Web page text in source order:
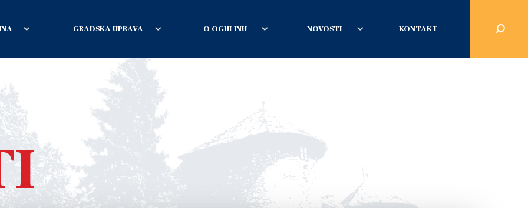
GRADSKA UPRAVA O OGULINU NOVOSTI KONTAKT